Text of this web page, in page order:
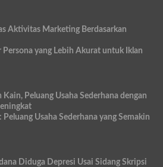
Aktivitas Marketing Berdasarkan
yang Lebih Akurat untuk Iklan
Peluang Usaha Sederhana dengan
Usaha Sederhana yang Semakin
Diduga Depresi Usai Sidang Skripsi